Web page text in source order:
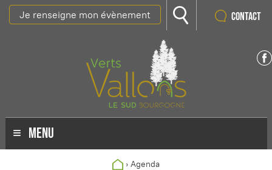
Je renseigne mon évènement Contact
MENU
› Agenda